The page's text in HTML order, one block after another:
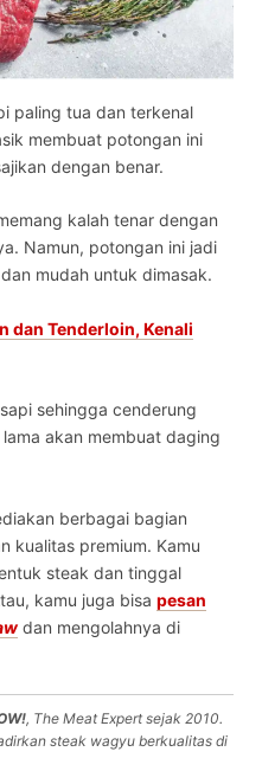
paling tua dan terkenal
membuat potongan ini
dengan benar.
kalah tenar dengan
Namun, potongan ini jadi
mudah untuk dimasak.
dan Tenderloin, Kenali
sehingga cenderung
akan membuat daging
berbagai bagian
kualitas premium. Kamu
steak dan tinggal
kamu juga bisa pesan
dan mengolahnya di
, The Meat Expert sejak 2010.
steak wagyu berkualitas di